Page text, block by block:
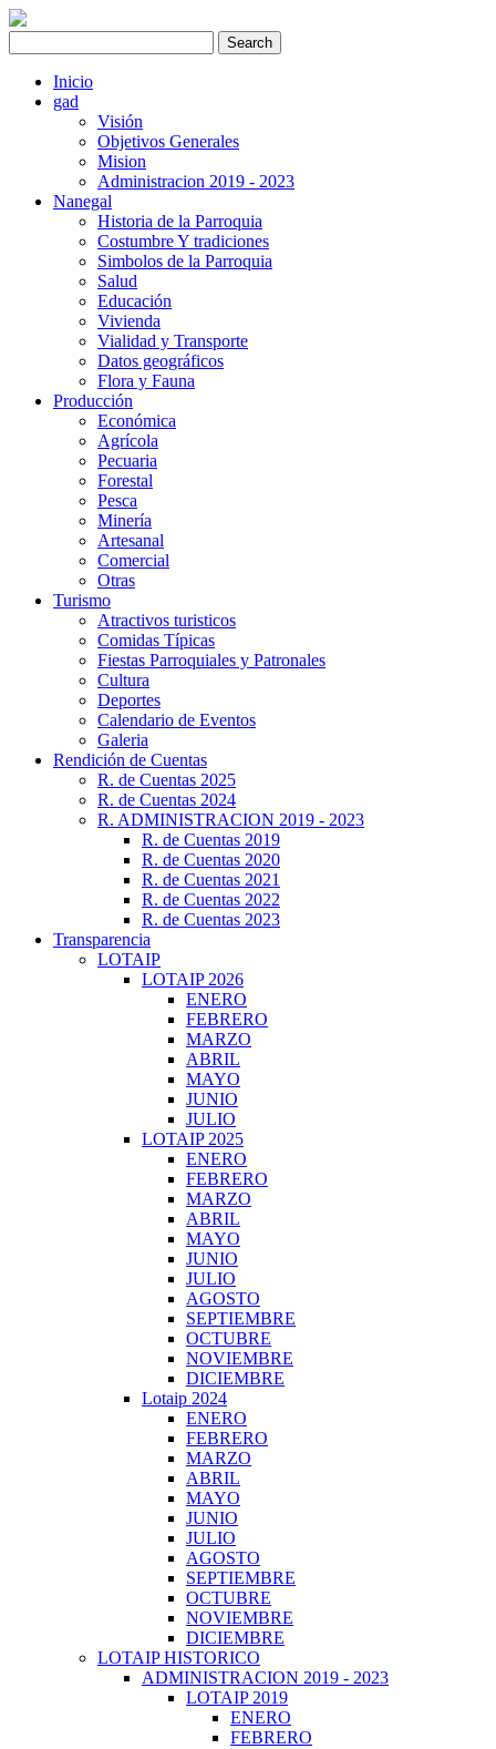
Inicio
gad
Visión
Objetivos Generales
Mision
Administracion 2019 - 2023
Nanegal
Historia de la Parroquia
Costumbre Y tradiciones
Simbolos de la Parroquia
Salud
Educación
Vivienda
Vialidad y Transporte
Datos geográficos
Flora y Fauna
Producción
Económica
Agrícola
Pecuaria
Forestal
Pesca
Minería
Artesanal
Comercial
Otras
Turismo
Atractivos turisticos
Comidas Típicas
Fiestas Parroquiales y Patronales
Cultura
Deportes
Calendario de Eventos
Galeria
Rendición de Cuentas
R. de Cuentas 2025
R. de Cuentas 2024
R. ADMINISTRACION 2019 - 2023
R. de Cuentas 2019
R. de Cuentas 2020
R. de Cuentas 2021
R. de Cuentas 2022
R. de Cuentas 2023
Transparencia
LOTAIP
LOTAIP 2026
ENERO
FEBRERO
MARZO
ABRIL
MAYO
JUNIO
JULIO
LOTAIP 2025
ENERO
FEBRERO
MARZO
ABRIL
MAYO
JUNIO
JULIO
AGOSTO
SEPTIEMBRE
OCTUBRE
NOVIEMBRE
DICIEMBRE
Lotaip 2024
ENERO
FEBRERO
MARZO
ABRIL
MAYO
JUNIO
JULIO
AGOSTO
SEPTIEMBRE
OCTUBRE
NOVIEMBRE
DICIEMBRE
LOTAIP HISTORICO
ADMINISTRACION 2019 - 2023
LOTAIP 2019
ENERO
FEBRERO